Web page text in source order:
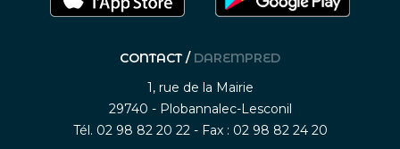
CONTACT / DAREMPRED
1, rue de la Mairie
29740 - Plobannalec-Lesconil
Tél. 02 98 82 20 22 - Fax : 02 98 82 24 20